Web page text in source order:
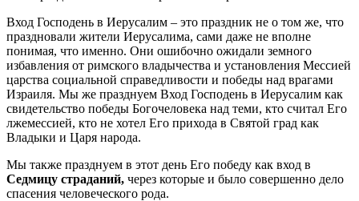
Вход Господень в Иерусалим – это праздник не о том же, что
праздновали жители Иерусалима, сами даже не вполне
понимая, что именно. Они ошибочно ожидали земного
избавления от римского владычества и установления Мессией
царства социальной справедливости и победы над врагами
Израиля. Мы же празднуем Вход Господень в Иерусалим как
свидетельство победы Богочеловека над теми, кто считал Его
лжемессией, кто не хотел Его прихода в Святой град как
Владыки и Царя народа.
Мы также празднуем в этот день Его победу как вход в
Седмицу страданий, через которые и было совершенно дело
спасения человеческого рода.